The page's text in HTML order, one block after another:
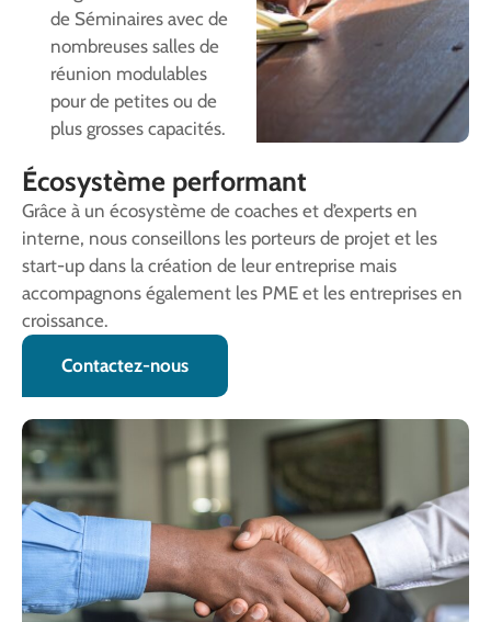
de Séminaires avec de
nombreuses salles de
réunion modulables
pour de petites ou de
plus grosses capacités.
Écosystème performant
Grâce à un écosystème de coaches et d’experts en
interne, nous conseillons les porteurs de projet et les
start-up dans la création de leur entreprise mais
accompagnons également les PME et les entreprises en
croissance.
Contactez-nous